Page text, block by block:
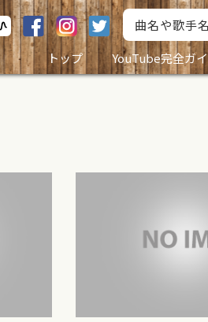
トップ
YouTube完全ガ